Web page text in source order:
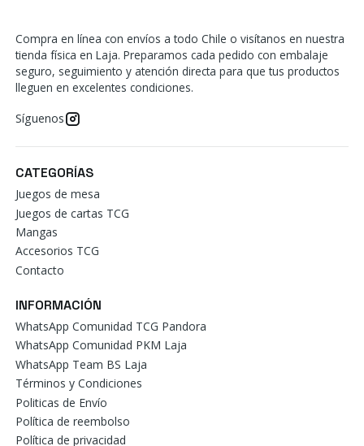
Compra en línea con envíos a todo Chile o visítanos en nuestra
tienda física en Laja. Preparamos cada pedido con embalaje
seguro, seguimiento y atención directa para que tus productos
lleguen en excelentes condiciones.
Síguenos
CATEGORÍAS
Juegos de mesa
Juegos de cartas TCG
Mangas
Accesorios TCG
Contacto
INFORMACIÓN
WhatsApp Comunidad TCG Pandora
WhatsApp Comunidad PKM Laja
WhatsApp Team BS Laja
Términos y Condiciones
Politicas de Envío
Política de reembolso
Política de privacidad